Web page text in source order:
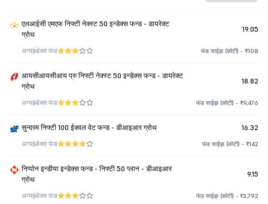
एलआईसी एमएफ निफ्टी नेक्स्ट 50 इन्डेक्स फन्ड - डायरेक्ट
ग्रोथ
19.05
अन्यइंडेक्स फंड फंड साईझ (कोटी) - ₹108
आयसीआयसीआय प्रु निफ्टी नेक्स्ट 50 इन्डेक्स फन्ड - डायरेक्ट
ग्रोथ
18.82
अन्यइंडेक्स फंड फंड साईझ (कोटी) - ₹9,476
सुन्दरम निफ्टी 100 ईक्वल वेट फन्ड - डीआइआर ग्रोथ 16.32
अन्यइंडेक्स फंड फंड साईझ (कोटी) - ₹142
निप्पोन इन्डीया इन्डेक्स फन्ड - निफ्टी 50 प्लान - डीआइआर
ग्रोथ
9.15
अन्यइंडेक्स फंड फंड साईझ (कोटी) - ₹3,792